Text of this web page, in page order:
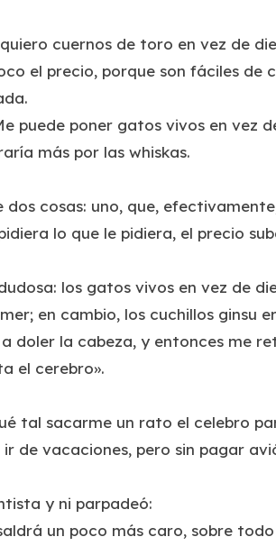
cuernos de toro en vez de
el precio, porque son fáciles de
puede poner gatos vivos en vez
más por las whiskas.
dos cosas: uno, que,
lo que le pidiera, el precio
los gatos vivos en vez de
en cambio, los cuchillos ginsu
doler la cabeza, y entonces me
el cerebro».
tal sacarme un rato el celebro
ir de vacaciones, pero sin pagar
y ni parpadeó:
un poco más caro, sobre